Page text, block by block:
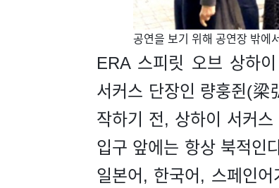
공연을 보기 위해 공연장 밖에
ERA 스피릿 오브 상하
서커스 단장인 량훙쥔(梁
작하기 전, 상하이 서커
입구 앞에는 항상 북적인
일본어, 한국어, 스페인